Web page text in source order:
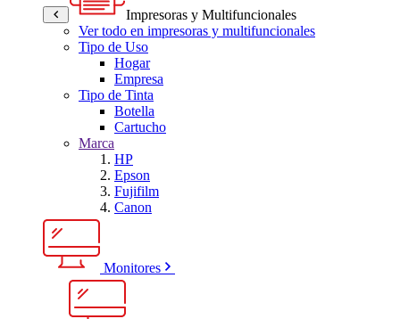
Impresoras y Multifuncionales
Ver todo en impresoras y multifuncionales
Tipo de Uso
Hogar
Empresa
Tipo de Tinta
Botella
Cartucho
Marca
HP
Epson
Fujifilm
Canon
Monitores